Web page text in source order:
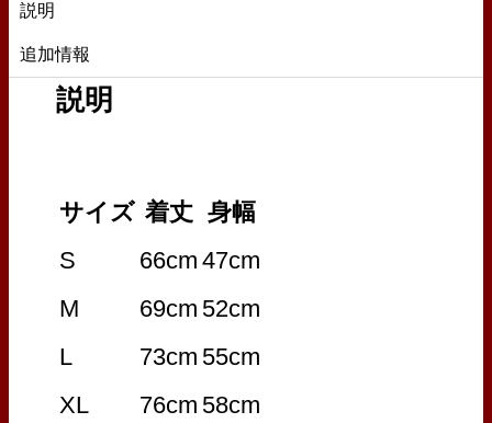
説明
追加情報
説明
サイズ 着丈 身幅
S
66cm 47cm
M
69cm 52cm
L
73cm 55cm
XL
76cm 58cm